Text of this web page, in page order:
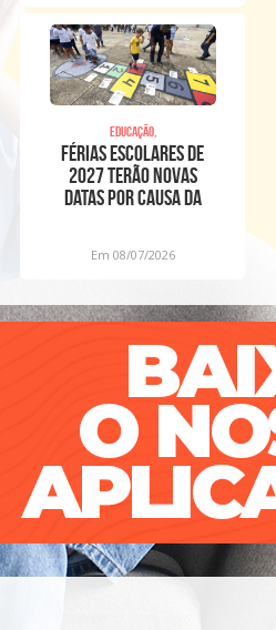
Educação,
Férias escolares de
2027 terão novas
datas por causa da
Em 08/07/2026